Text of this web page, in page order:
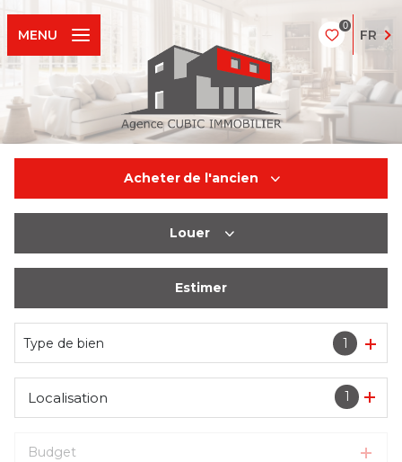
0
FR
MENU
Acheter de l'ancien
Louer
Estimer
Type de bien 1
1
Localisation
Budget